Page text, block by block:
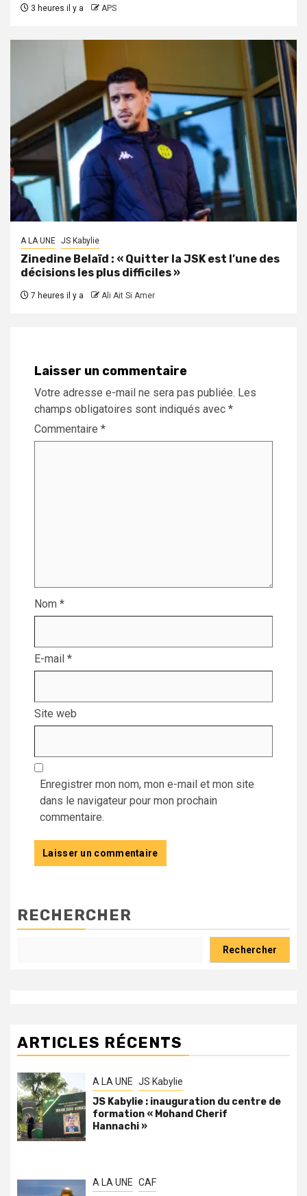
3 heures il y a APS
A LA UNE JS Kabylie
Zinedine Belaïd : « Quitter la JSK est l’une des
décisions les plus difficiles »
7 heures il y a Ali Ait Si Amer
Laisser un commentaire
Votre adresse e-mail ne sera pas publiée. Les
champs obligatoires sont indiqués avec *
Commentaire *
Nom *
E-mail *
Site web
Enregistrer mon nom, mon e-mail et mon site
dans le navigateur pour mon prochain
commentaire.
RECHERCHER
Rechercher
ARTICLES RÉCENTS
A LA UNE JS Kabylie
JS Kabylie : inauguration du centre de
formation « Mohand Cherif
Hannachi »
A LA UNE CAF